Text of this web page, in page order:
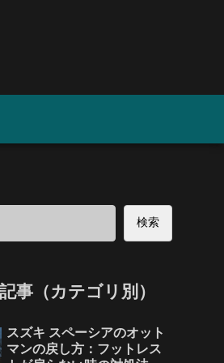
検索
事（カテゴリ別）
スズキ スペーシアのオット
マンの戻し方：フットレス